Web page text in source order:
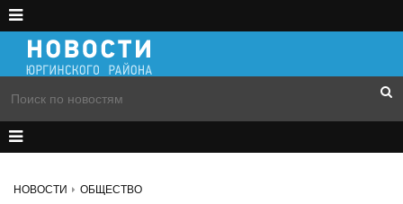
НОВОСТИ ОБЩЕСТВО